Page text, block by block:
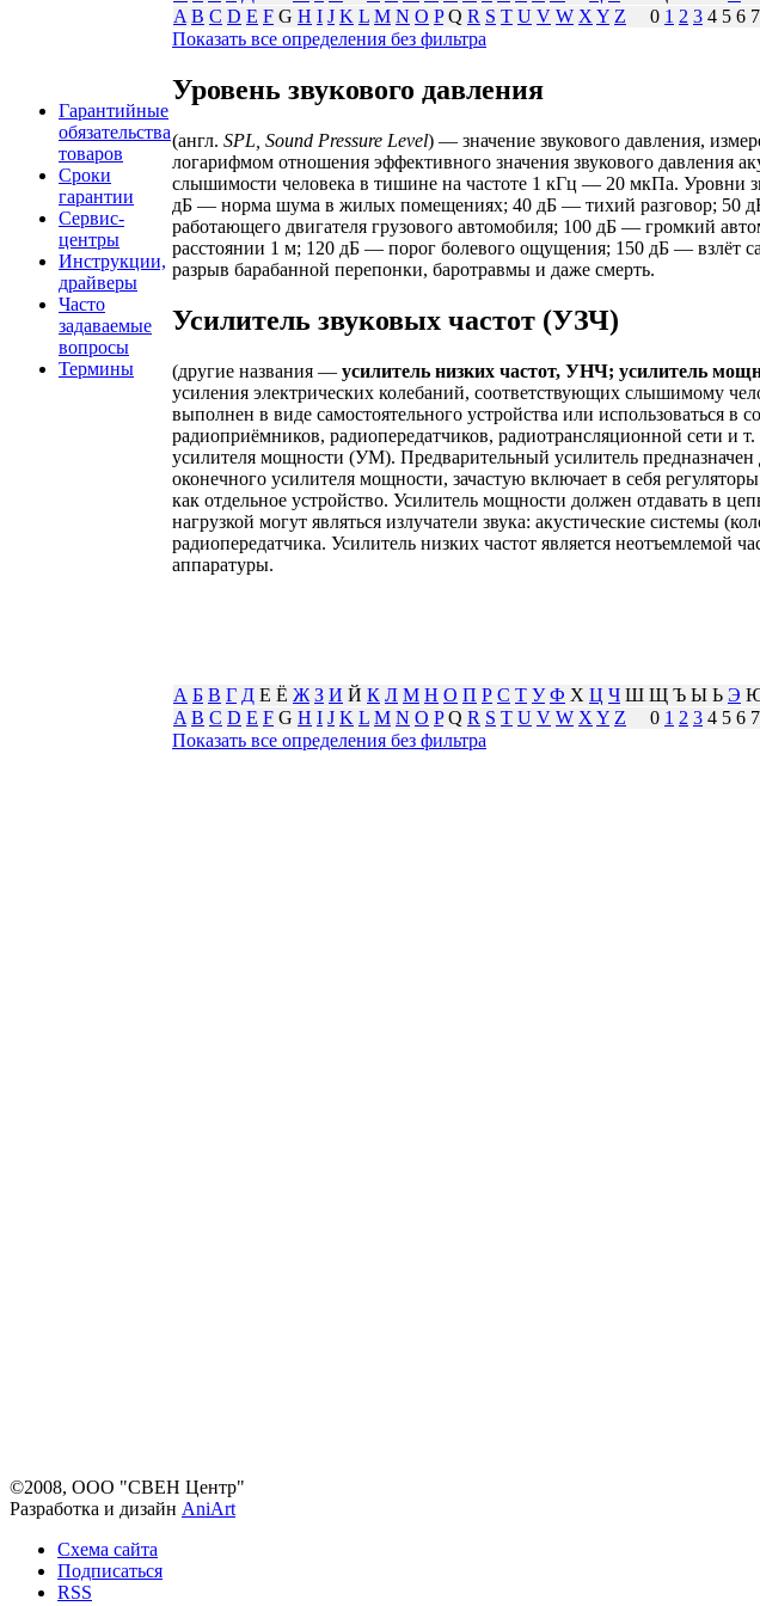
Гарантийные
обязательства
товаров
Сроки
гарантии
Сервис-
центры
Инструкции,
драйверы
Часто
задаваемые
вопросы
Термины
A B C D E F G H I J K L M N O PQ R S T U V W X Y Z 0 1 2 3 4 5 6
Показать все определения без фильтра
Уровень звукового давления
(англ. SPL, Sound Pressure Level) — значение звукового давления,
логарифмом отношения эффективного значения звукового давления
слышимости человека в тишине на частоте 1 кГц — 20 мкПа. Уровни
дБ — норма шума в жилых помещениях; 40 дБ — тихий разговор;
работающего двигателя грузового автомобиля; 100 дБ — громкий
расстоянии 1 м; 120 дБ — порог болевого ощущения; 150 дБ — взлёт
разрыв барабанной перепонки, баротравмы и даже смерть.
Усилитель звуковых частот (УЗЧ)
(другие названия — усилитель низких частот, УНЧ; усилитель
усиления электрических колебаний, соответствующих слышимому
выполнен в виде самостоятельного устройства или использоваться
радиоприёмников, радиопередатчиков, радиотрансляционной сети и
усилителя мощности (УМ). Предварительный усилитель
оконечного усилителя мощности, зачастую включает в себя
как отдельное устройство. Усилитель мощности должен отдавать в
нагрузкой могут являться излучатели звука: акустические системы
радиопередатчика. Усилитель низких частот является
аппаратуры.
А Б В Г Д Е Ё Ж З И Й К Л М Н О П Р С Т У Ф Х Ц Ч Ш Щ Ъ Ы Ь Э
A B C D E F G H I J K L M N O PQ R S T U V W X Y Z 0 1 2 3 4 5 6
Показать все определения без фильтра
©2008, ООО "СВЕН Центр"
Разработка и дизайн AniArt
Схема сайта
Подписаться
RSS